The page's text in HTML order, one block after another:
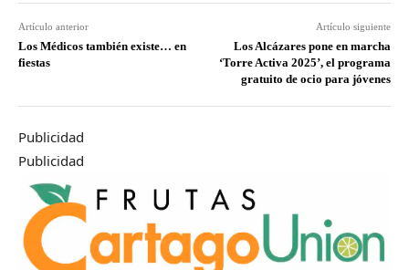
Artículo anterior
Los Médicos también existe… en
fiestas
Artículo siguiente
Los Alcázares pone en marcha
‘Torre Activa 2025’, el programa
gratuito de ocio para jóvenes
Publicidad
Publicidad